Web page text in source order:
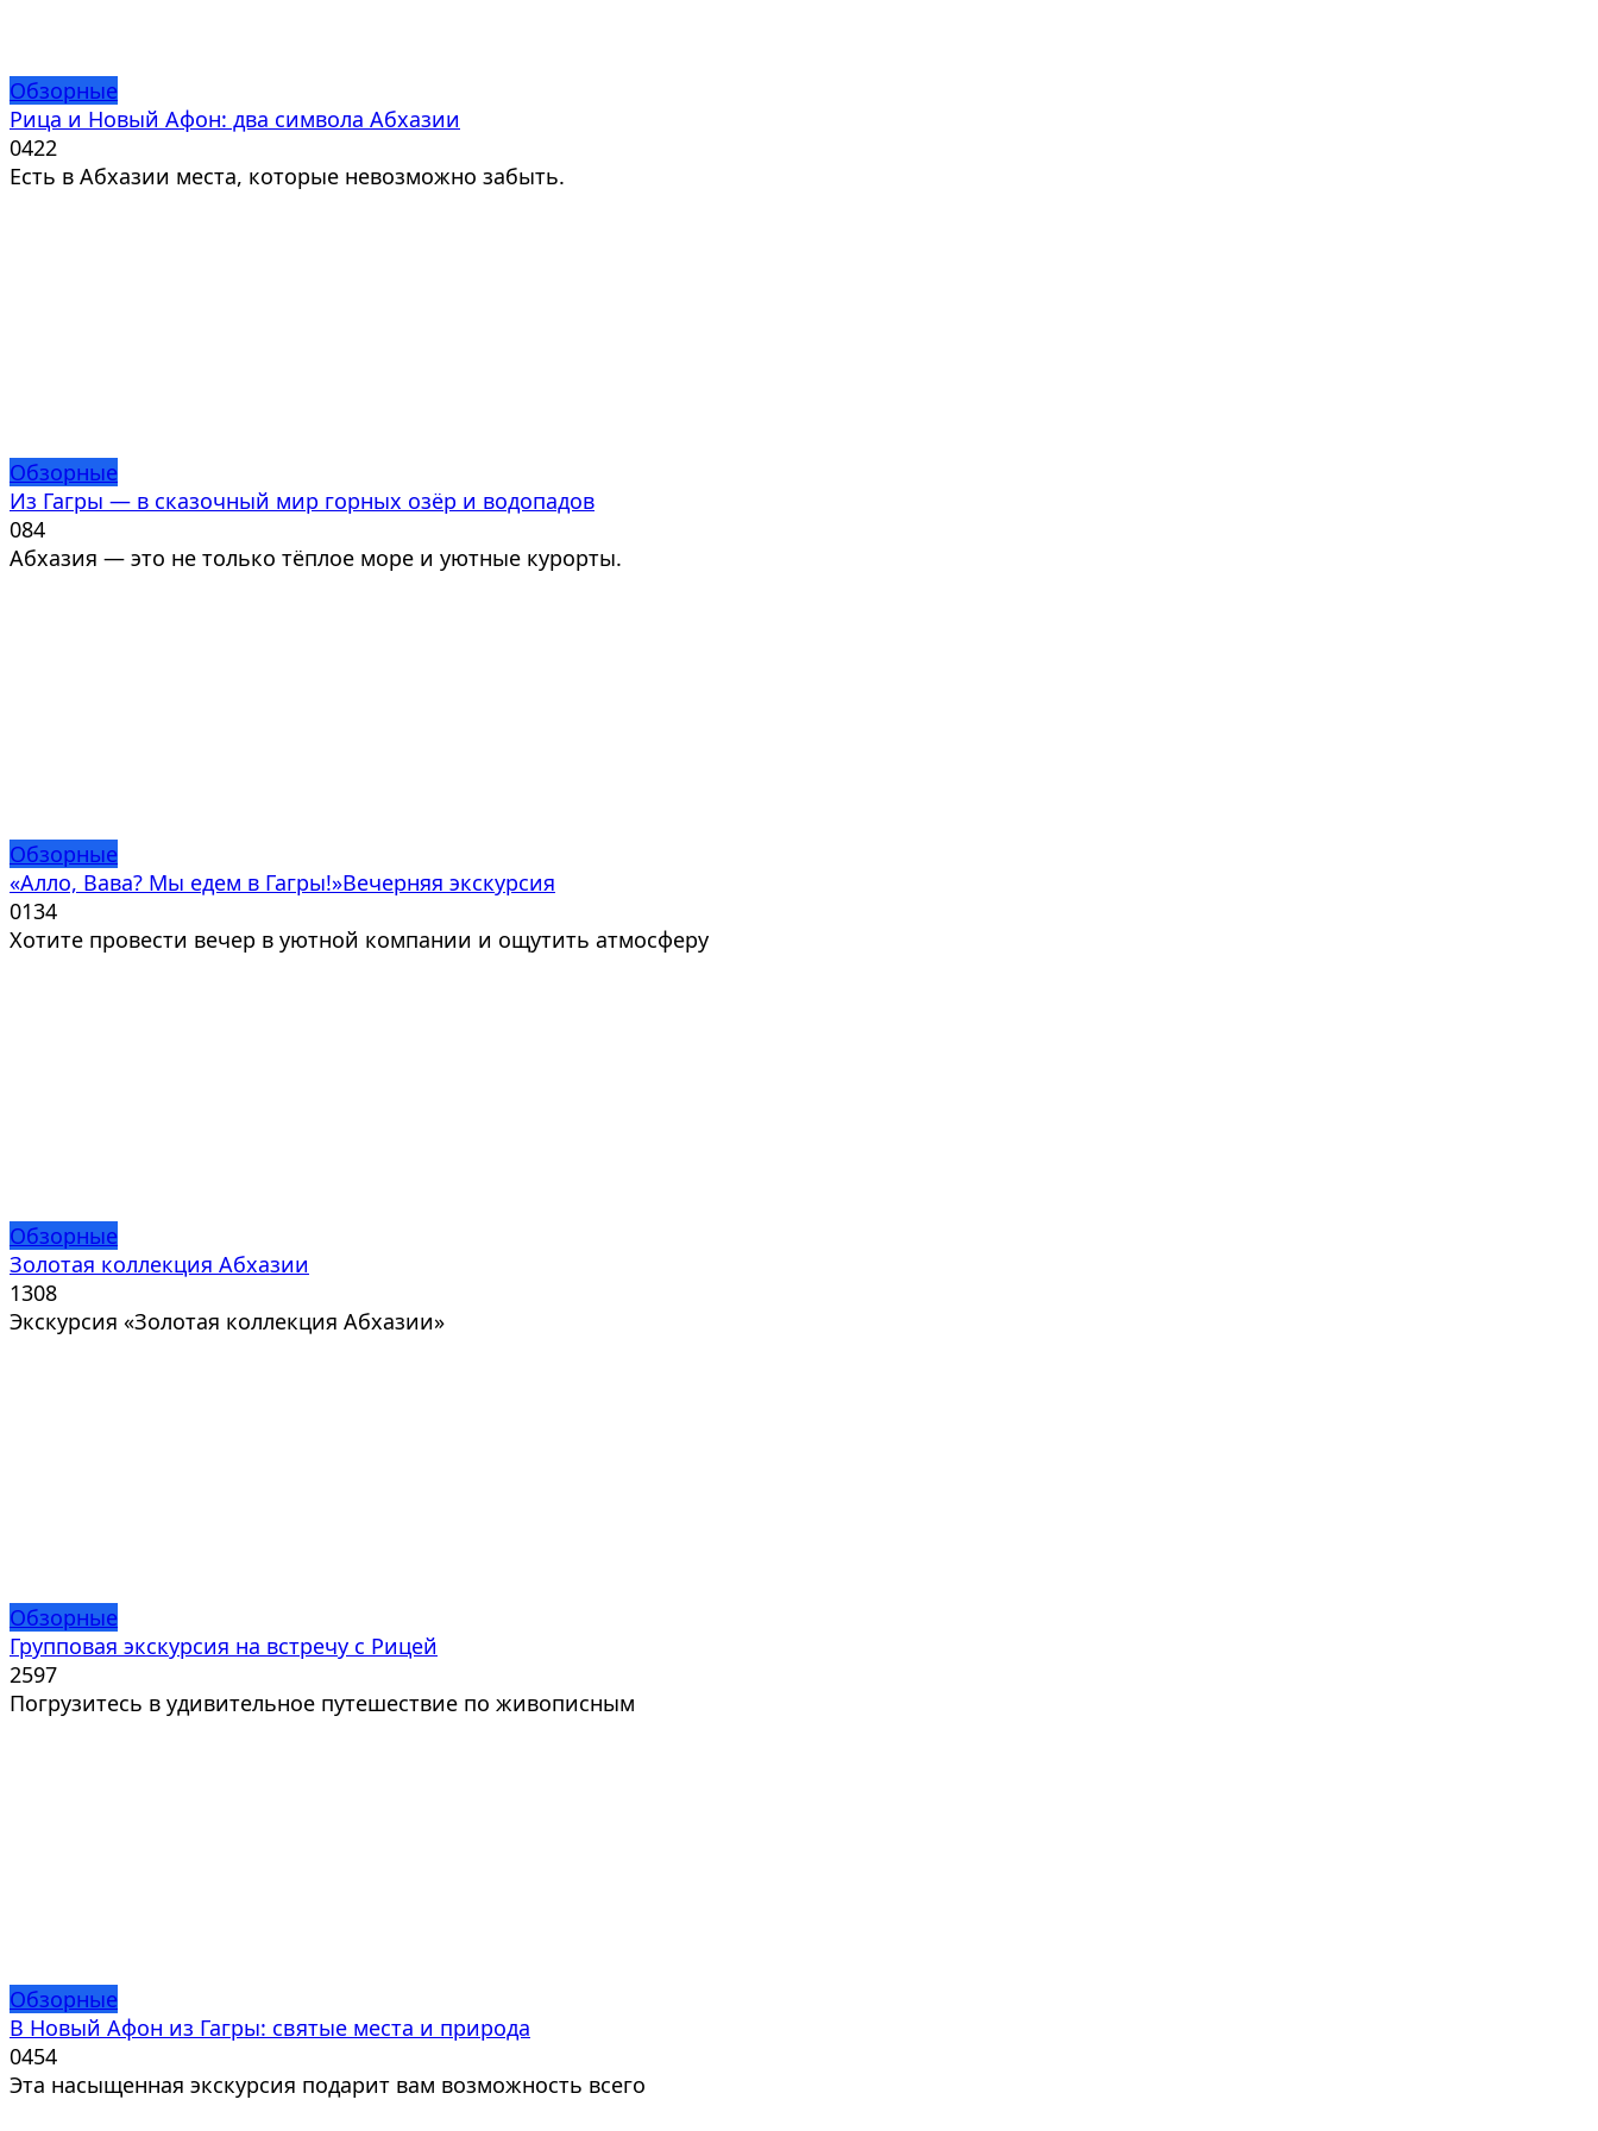
Обзорные
Рица и Новый Афон: два символа Абхазии
0422
Есть в Абхазии места, которые невозможно забыть.
Обзорные
Из Гагры — в сказочный мир горных озёр и водопадов
084
Абхазия — это не только тёплое море и уютные курорты.
Обзорные
«Алло, Вава? Мы едем в Гагры!»Вечерняя экскурсия
0134
Хотите провести вечер в уютной компании и ощутить атмосферу
Обзорные
Золотая коллекция Абхазии
1308
Экскурсия «Золотая коллекция Абхазии»
Обзорные
Групповая экскурсия на встречу с Рицей
2597
Погрузитесь в удивительное путешествие по живописным
Обзорные
В Новый Афон из Гагры: святые места и природа
0454
Эта насыщенная экскурсия подарит вам возможность всего